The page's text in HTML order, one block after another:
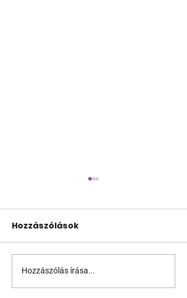
A cruising alaprajza -
Építészeti irányelvek
Hozzászólások
Hozzászólás írása...